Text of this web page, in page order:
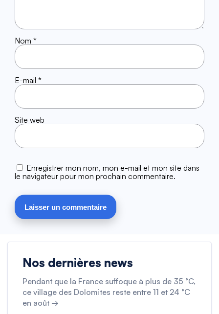
Nom *
E-mail *
Site web
Enregistrer mon nom, mon e-mail et mon site dans
le navigateur pour mon prochain commentaire.
Nos dernières news
Pendant que la France suffoque à plus de 35 °C,
ce village des Dolomites reste entre 11 et 24 °C
en août →